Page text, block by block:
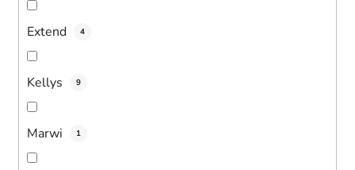
Extend 4
Kellys 9
Marwi 1